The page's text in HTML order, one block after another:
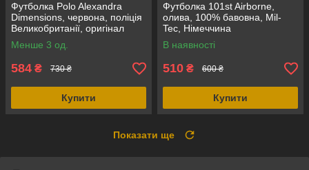
Футболка Polo Alexandra
Dimensions, червона, поліція
Великобританії, оригінал
Менше 3 од.
584 ₴ 730 ₴
Купити
Футболка 101st Airborne,
олива, 100% бавовна, Mil-
Tec, Німеччина
В наявності
510 ₴ 600 ₴
Купити
Показати ще